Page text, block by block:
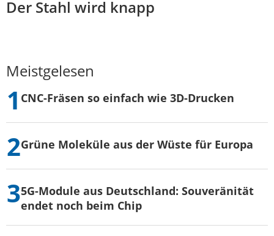
Der Stahl wird knapp
Meistgelesen
CNC-Fräsen so einfach wie 3D-Drucken
Grüne Moleküle aus der Wüste für Europa
5G-Module aus Deutschland: Souveränität
endet noch beim Chip